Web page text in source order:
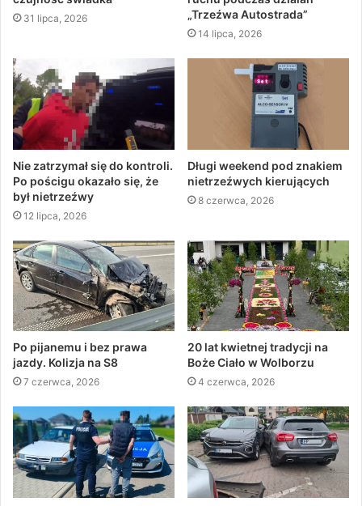
31 lipca, 2026
„Trzeźwa Autostrada”
14 lipca, 2026
Nie zatrzymał się do kontroli.
Po pościgu okazało się, że
był nietrzeźwy
12 lipca, 2026
Długi weekend pod znakiem
nietrzeźwych kierujących
8 czerwca, 2026
Po pijanemu i bez prawa
jazdy. Kolizja na S8
7 czerwca, 2026
20 lat kwietnej tradycji na
Boże Ciało w Wolborzu
4 czerwca, 2026